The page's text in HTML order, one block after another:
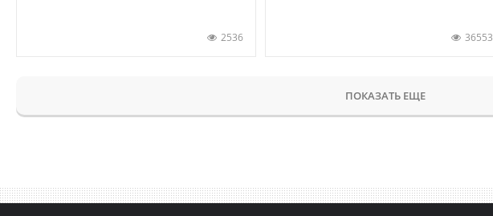
2536 36553
ПОКАЗАТЬ ЕЩЕ